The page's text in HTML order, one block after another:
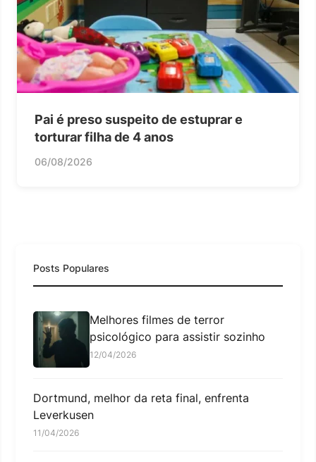
Pai é preso suspeito de estuprar e
torturar filha de 4 anos
06/08/2026
Posts Populares
Melhores filmes de terror
psicológico para assistir sozinho
12/04/2026
Dortmund, melhor da reta final, enfrenta
Leverkusen
11/04/2026